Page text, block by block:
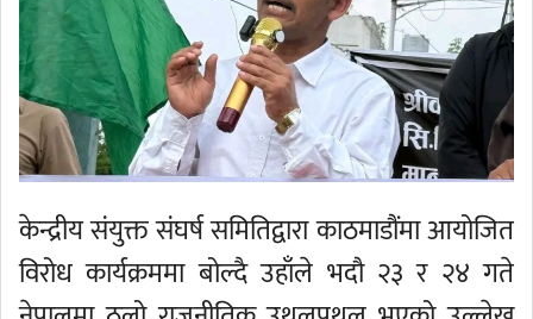
केन्द्रीय संयुक्त संघर्ष समितिद्वारा काठमाडौंमा आयोजित
विरोध कार्यक्रममा बोल्दै उहाँले भदौ २३ र २४ गते